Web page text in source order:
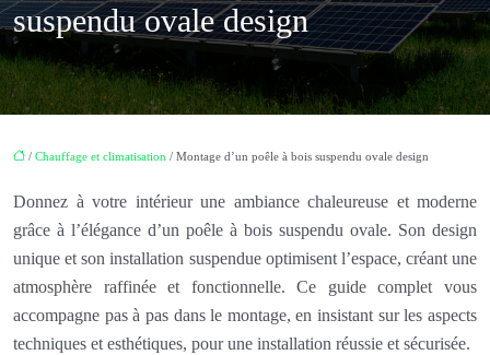
suspendu ovale design
/ Chauffage et climatisation / Montage d’un poêle à bois suspendu ovale design
Donnez à votre intérieur une ambiance chaleureuse et moderne
grâce à l’élégance d’un poêle à bois suspendu ovale. Son design
unique et son installation suspendue optimisent l’espace, créant une
atmosphère raffinée et fonctionnelle. Ce guide complet vous
accompagne pas à pas dans le montage, en insistant sur les aspects
techniques et esthétiques, pour une installation réussie et sécurisée.